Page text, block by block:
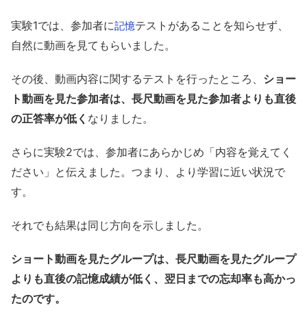
実験1では、参加者に記憶テストがあることを知らせず、
自然に動画を見てもらいました。
その後、動画内容に関するテストを行ったところ、 ショー
ト動画を見た参加者は、長尺動画を見た参加者よりも直後
の正答率が低く なりました。
さらに実験2では、参加者にあらかじめ「内容を覚えてく
ださい」と伝えました。つまり、より学習に近い状況で
す。
それでも結果は同じ方向を示しました。
ショート動画を見たグループは、長尺動画を見たグループ
よりも直後の記憶成績が低く、翌日までの忘却率も高かっ
たのです。